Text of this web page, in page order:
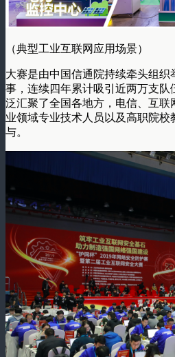
（典型工业互联网应用场景）
大赛是由中国信通院持续牵头组织
事，连续四年累计吸引近两万支
泛汇聚了全国各地方，电信、互
业领域专业技术人员以及高职院校
与。